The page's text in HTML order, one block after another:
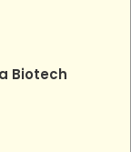
Biotech